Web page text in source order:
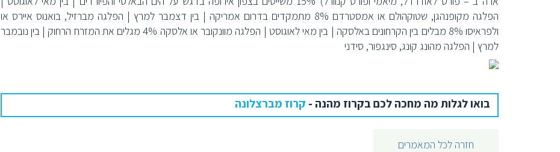
הפלגה מקופנהגן, שטוקהולם או אמסטרדם 8% מתמקדים בדרום אמריקה | בין דצמבר למרץ | הפלגה מברזיל, בואנוס איירס או
ולפראיסו 8% מבלים בין הקרחונים באלסקה | בין מאי לאוגוסט | הפלגה מוונקובר או אלסקה 4% מגלים את המזרח הרחוק | בין נובמבר
למרץ | הפלגה מהונג קונג, סינגפור, סידני
בואו לגלות מה מחכה לכם בקרוז מהנה - קרוז מברצלונה
חזרה לכל המאמרים